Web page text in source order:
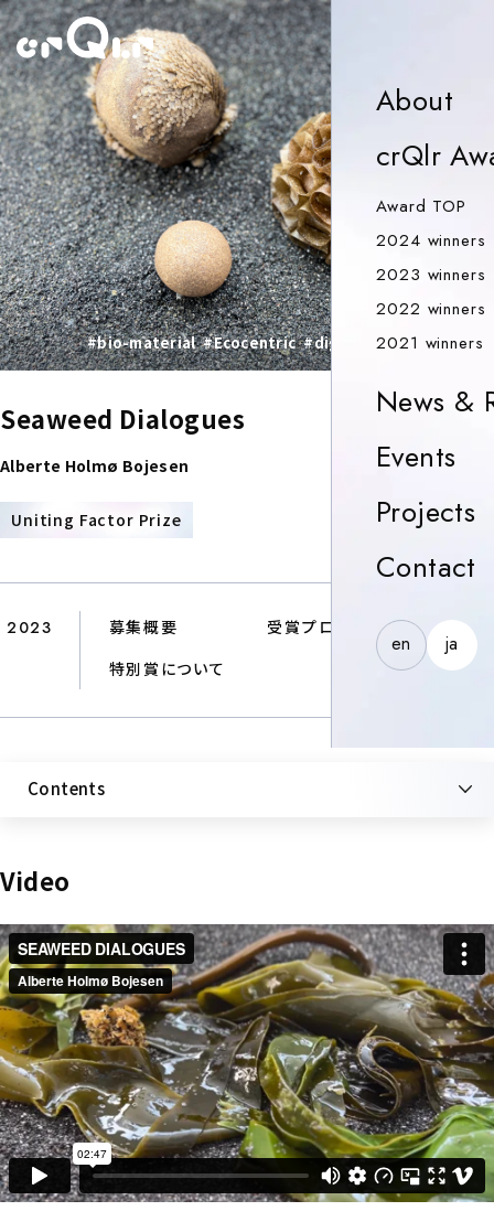
About
crQlr
Award TOP
2024 winners
2023 winners
2022 winners
2021 winners
News &
Events
Projects
Contact
en ja
#bio-material #Ecocentric #digital-collaboration
Seaweed Dialogues
Alberte Holmø Bojesen
2023 募集概要
受賞プロジェクト
特別賞について
PRIZE
Uniting Factor Prize
Contents
Video